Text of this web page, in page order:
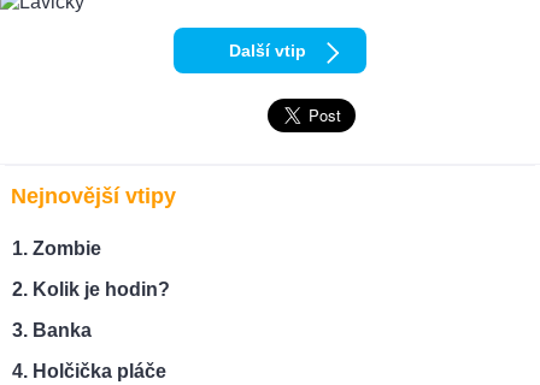
Další vtip
Nejnovější vtipy
Zombie
Kolik je hodin?
Banka
Holčička pláče